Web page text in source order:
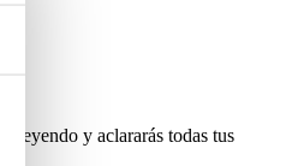
leyendo y aclararás todas tus